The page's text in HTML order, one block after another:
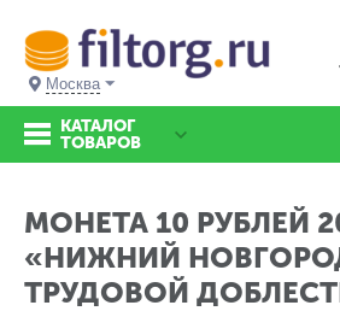
Москва
КАТАЛОГ
ТОВАРОВ
МОНЕТА 10 РУБЛЕЙ
«НИЖНИЙ
ТРУДОВОЙ